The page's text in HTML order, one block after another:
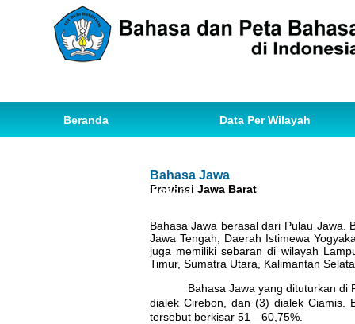
Beranda Data Per Wilayah
Ihwal Pemetaan Bahasa
Bahasa Jawa
Provinsi Jawa Barat
Bahasa Jawa berasal dari Pulau Jawa.
Jawa Tengah, Daerah Istimewa
juga memiliki sebaran di wilayah
Timur, Sumatra Utara, Kalimantan
Bahasa Jawa yang dituturkan di
dialek Cirebon, dan (3) dialek Ciamis.
tersebut berkisar 51—60,75%.